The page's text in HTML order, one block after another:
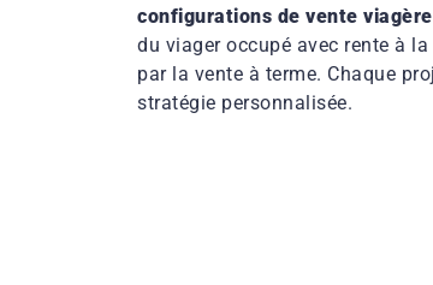
configurations de vente
du viager occupé avec rente à
par la vente à terme. Chaque
stratégie personnalisée.